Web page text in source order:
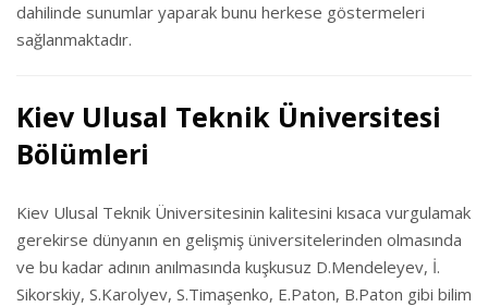
dahilinde sunumlar yaparak bunu herkese göstermeleri
sağlanmaktadır.
Kiev Ulusal Teknik Üniversitesi
Bölümleri
Kiev Ulusal Teknik Üniversitesinin kalitesini kısaca vurgulamak
gerekirse dünyanın en gelişmiş üniversitelerinden olmasında
ve bu kadar adının anılmasında kuşkusuz D.Mendeleyev, İ.
Sikorskiy, S.Karolyev, S.Timaşenko, E.Paton, B.Paton gibi bilim